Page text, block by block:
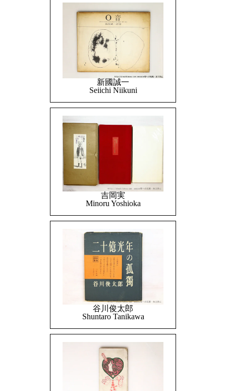
新國誠一
Seiichi Niikuni
吉岡実
Minoru Yoshioka
谷川俊太郎
Shuntaro Tanikawa